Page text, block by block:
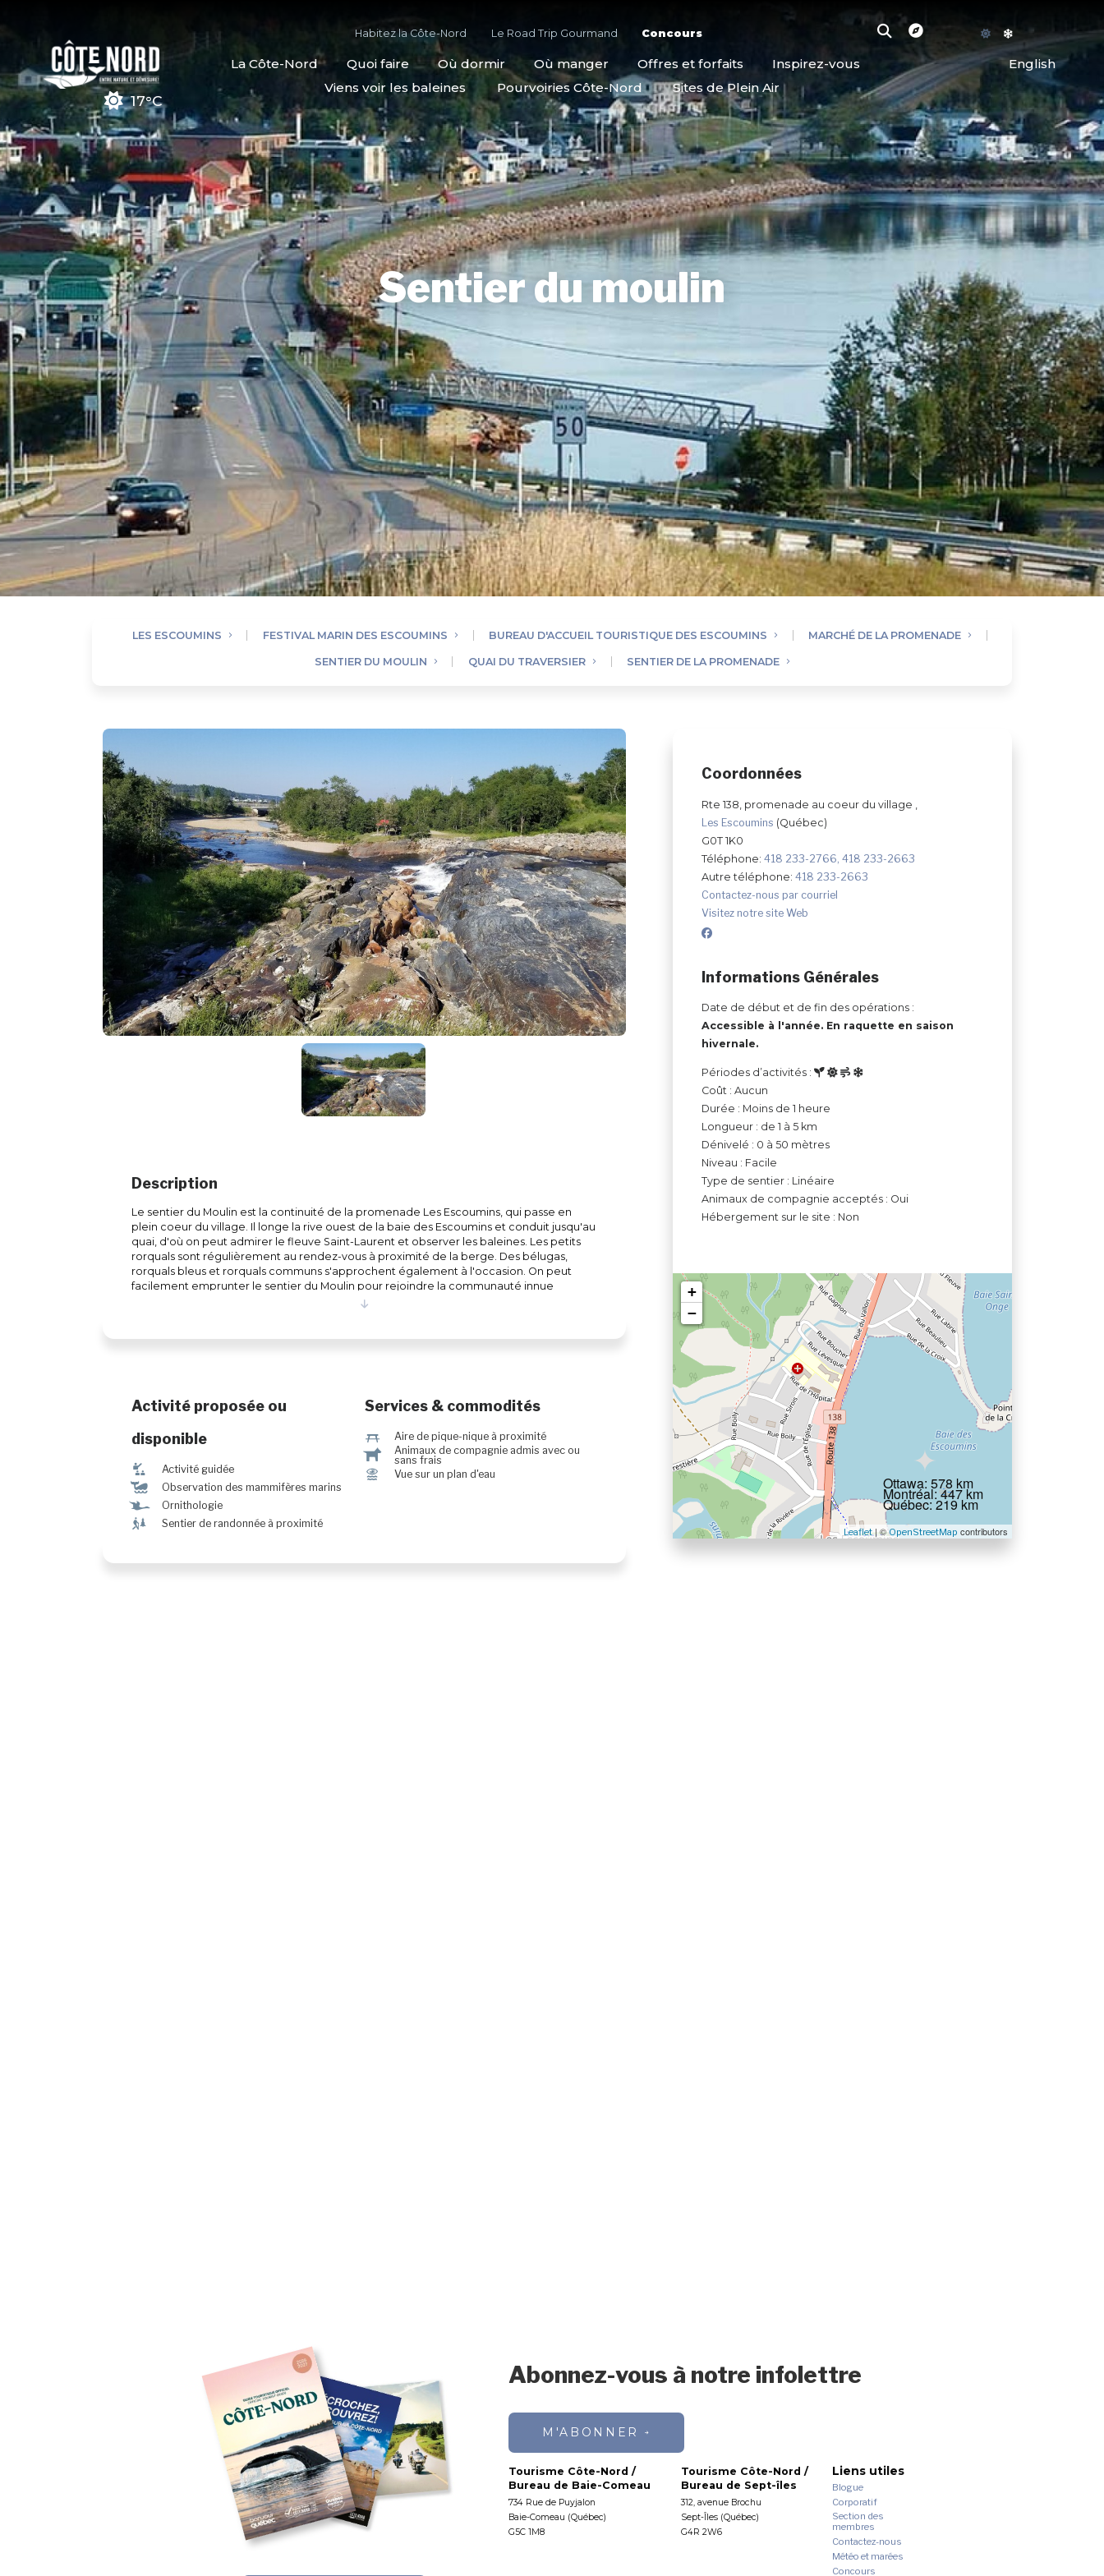
17°C
Habitez la Côte-Nord Le Road Trip Gourmand Concours
La Côte-Nord Quoi faire Où dormir Où manger Offres et forfaits Inspirez-vous
English
Viens voir les baleines
Pourvoiries Côte-Nord Sites de Plein Air
Sentier du moulin
LES ESCOUMINS FESTIVAL MARIN DES ESCOUMINS BUREAU D'ACCUEIL TOURISTIQUE DES ESCOUMINS MARCHÉ DE LA PROMENADE
SENTIER DU MOULIN QUAI DU TRAVERSIER SENTIER DE LA PROMENADE
Coordonnées
Rte 138, promenade au coeur du village ,
Les Escoumins (Québec)
G0T 1K0
Téléphone: 418 233-2766, 418 233-2663
Autre téléphone: 418 233-2663
Contactez-nous par courriel
Visitez notre site Web
Informations Générales
Date de début et de fin des opérations :
Accessible à l'année. En raquette en saison
hivernale.
Périodes d’activités :
Coût : Aucun
Durée : Moins de 1 heure
Longueur : de 1 à 5 km
Dénivelé : 0 à 50 mètres
Niveau : Facile
Type de sentier : Linéaire
Animaux de compagnie acceptés : Oui
Hébergement sur le site : Non
+
−
Leaflet| © OpenStreetMap contributors
Ottawa: 578 km
Montréal: 447 km
Québec: 219 km
Description
Le sentier du Moulin est la continuité de la promenade Les Escoumins, qui passe en
plein coeur du village. Il longe la rive ouest de la baie des Escoumins et conduit jusqu'au
quai, d'où on peut admirer le fleuve Saint-Laurent et observer les baleines. Les petits
rorquals sont régulièrement au rendez-vous à proximité de la berge. Des bélugas,
rorquals bleus et rorquals communs s'approchent également à l'occasion. On peut
facilement emprunter le sentier du Moulin pour rejoindre la communauté innue
d'Essipit ou encore la traverse Escoumins/Trois-Pistole. Sentier multifonctionnel : le
Activité proposée ou
disponible
î Activité guidée
% Observation des mammifères marins
Ÿ Ornithologie
& Sentier de randonnée à proximité
Services & commodités
h Aire de pique-nique à proximité
Â
Animaux de compagnie admis avec ou
sans frais
Ï Vue sur un plan d'eau
Abonnez-vous à notre infolettre
M'ABONNER
Tourisme Côte-Nord /
Bureau de Baie-Comeau
734 Rue de Puyjalon
Baie-Comeau (Québec)
G5C 1M8
Tourisme Côte-Nord /
Bureau de Sept-îles
312, avenue Brochu
Sept-Îles (Québec)
G4R 2W6
Liens utiles
Blogue
Corporatif
Section des
membres
Contactez-nous
Météo et marées
Concours